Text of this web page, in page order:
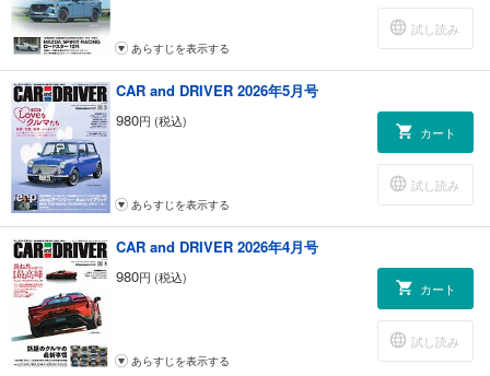
新型レクサスLBX （新車試乗記）
新型スズキ・スイフト （新車試乗記）
新型BMW5シリーズ （新車試乗記）
クルマと音楽 お勧めコンテンツと、クルマで音楽を楽しむTips etc.
バッテリーEVとエンジン車のいいとこ取り プラグイン・ハイブリッドと
いう選択肢 注目PHEV車カタログ
【人気のK＆コンパクトカー ヒットの真相】ホンダN-BOX／竹岡圭
【クルマの通知表】～最新モデルのリアル実用度をユーザー視点で検証
～ BMW・X1
BMW5シリーズ・ツーリング （ワールドオートモーティブニュース）
マツダCX-70 （ワールドオートモーティブニュース）
三菱エクスパンダー＆エクスパンダークロス （ワールドオートモーティ
ブニュース）
ポルシェ・マカン （ワールドオートモーティブニュース）
マセラティV8雪上ドライビング・エクスペリエンス （ワールドオートモ
ーティブニュース）
I LOVE CARS CITROEN CITORO MEETING シトロエン志都呂ミーティ
試し読み
あらすじを表示する
CAR and DRIVER 2026年5月号
980円 (税込)
カート
試し読み
あらすじを表示する
CAR and DRIVER 2026年4月号
980円 (税込)
カート
試し読み
あらすじを表示する